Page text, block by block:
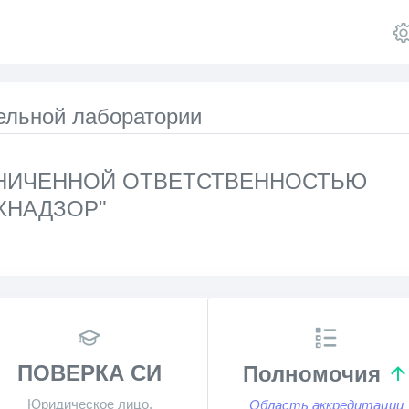
лаборатории
ОТВЕТСТВЕННОСТЬЮ
ПОВЕРКА СИ
Юридическое лицо,
Полномочия
Область аккредитации